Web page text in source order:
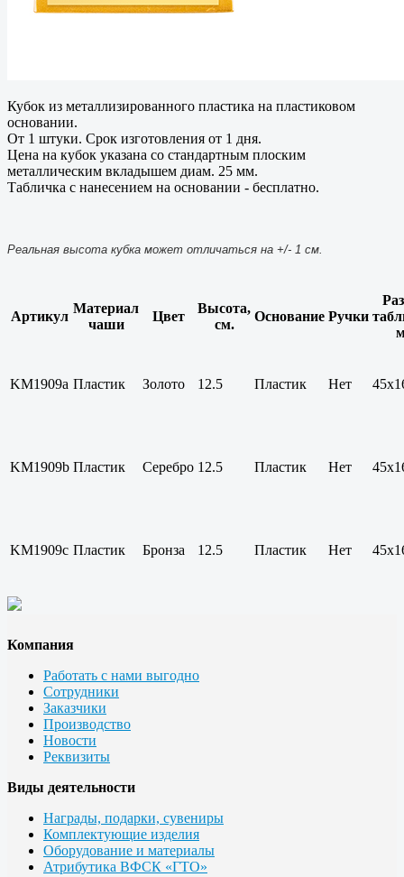
Кубок из металлизированного пластика на пластиковом
основании.
От 1 штуки. Срок изготовления от 1 дня.
Цена на кубок указана со стандартным плоским
металлическим вкладышем диам. 25 мм.
Табличка с нанесением на основании - бесплатно.
Реальная высота кубка может отличаться на +/- 1 см.
Артикул
Материал
чаши
Цвет
Высота,
см.
Основание Ручки
KM1909a Пластик Золото 12.5 Пластик Нет
KM1909b Пластик Серебро 12.5 Пластик Нет
KM1909c Пластик Бронза 12.5 Пластик Нет
Компания
Работать с нами выгодно
Сотрудники
Заказчики
Производство
Новости
Реквизиты
Виды деятельности
Награды, подарки, сувениры
Комплектующие изделия
Оборудование и материалы
Атрибутика ВФСК «ГТО»